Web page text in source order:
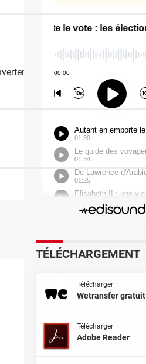
TÉLÉCHARGEMENT
Télécharger
Wetransfer gratuit
Télécharger
Adobe Reader